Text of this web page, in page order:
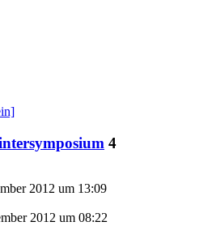
4
2012 um 13:09
2012 um 08:22